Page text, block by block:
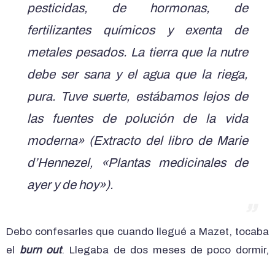
pesticidas, de hormonas, de
fertilizantes químicos y exenta de
metales pesados. La tierra que la nutre
debe ser sana y el agua que la riega,
pura. Tuve suerte, estábamos lejos de
las fuentes de polución de la vida
moderna» (Extracto del libro de Marie
d’Hennezel, «Plantas medicinales de
ayer y de hoy»).
Debo confesarles que cuando llegué a Mazet, tocaba
el burn out. Llegaba de dos meses de poco dormir,